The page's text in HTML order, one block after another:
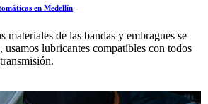
en Medellín
materiales de las bandas y embragues se
usamos lubricantes compatibles con todos